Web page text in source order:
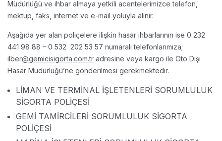
Müdürlüğü ve ihbar almaya yetkili acentelerimizce telefon,
mektup, faks, internet ve e-mail yoluyla alınır.
Aşağıda yer alan poliçelere ilişkin hasar ihbarlarının ise 0 232
441 98 88 – 0 532 202 53 57 numaralı telefonlarımıza;
ilber@gemicisigorta.com.tr adresine veya kargo ile Oto Dışı
Hasar Müdürlüğü’ne gönderilmesi gerekmektedir.
LİMAN VE TERMİNAL İŞLETENLERİ SORUMLULUK
SİGORTA POLİÇESİ
GEMİ TAMİRCİLERİ SORUMLULUK SİGORTA
POLİÇESİ